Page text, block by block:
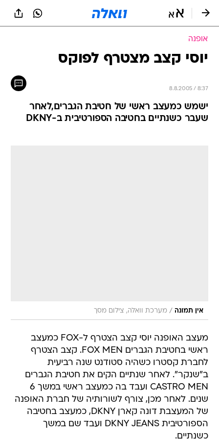
אופנה
יוסי קצב מצטרף לפוקס
8.8.2005 / 8:37
ישמש כמעצב ראשי של חטיבת הגברים,לאחר
שעבר כשנתיים בחטיבה הספורטיבית ב-DKNY
אין תמונה / מערכת וואלה, צילום מסך
מעצב האופנה יוסי קצב הצטרף ל-FOX כמעצב
ראשי בחטיבת הגברים FOX MEN. קצב הצטרף
לחברת קסטרו כשהיה סטודנט שנה רביעית
ב"שנקר". לאחר שנתיים הקים את חטיבת הגברים
CASTRO MEN ועבד בה כמעצב ראשי במשך 6
שנים. לאחר מכן, צורף לשורותיה של חברת האופנה
של המעצבת דונה קארן DKNY, כמעצב בחטיבה
הספורטיבית DKNY JEANS ועבד שם במשך
כשנתיים.